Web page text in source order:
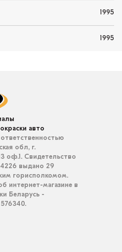
1995
1995
авто
обл, г.
оф.1. Свидетельство
выдано 29
горисполкомом.
интернет-магазине в
Беларусь -